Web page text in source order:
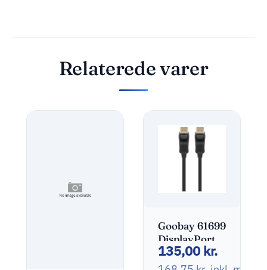
Relaterede varer
Goobay 61699
DisplayPort -
> DisplayPort
5m
135,00 kr.